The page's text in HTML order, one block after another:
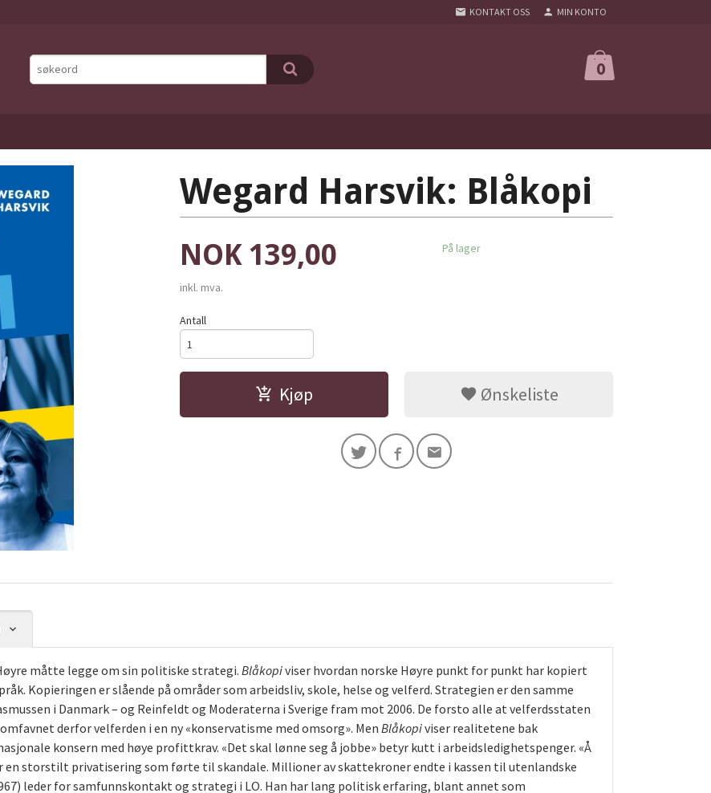
KONTAKT OSS MIN KONTO
0
Wegard Harsvik: Blåkopi
Pris
NOK 139,00
inkl. mva.
På lager
Antall
Kjøp Ønskeliste
måtte legge om sin politiske strategi. Blåkopiviser hvordan norske Høyre punkt for punkt har kopiert
Kopieringen er slående på områder som arbeidsliv, skole, helse og velferd. Strategien er den samme
i Danmark – og Reinfeldt og Moderaterna i Sverige fram mot 2006. De forsto alle at velferdsstaten
derfor velferden i en ny «konservatisme med omsorg». Men Blåkopiviser realitetene bak
konsern med høye profittkrav. «Det skal lønne seg å jobbe» betyr kutt i arbeidsledighetspenger. «Å
en storstilt privatisering som førte til skandale. Millioner av skattekroner endte i kassen til utenlandske
leder for samfunnskontakt og strategi i LO. Han har lang politisk erfaring, blant annet som